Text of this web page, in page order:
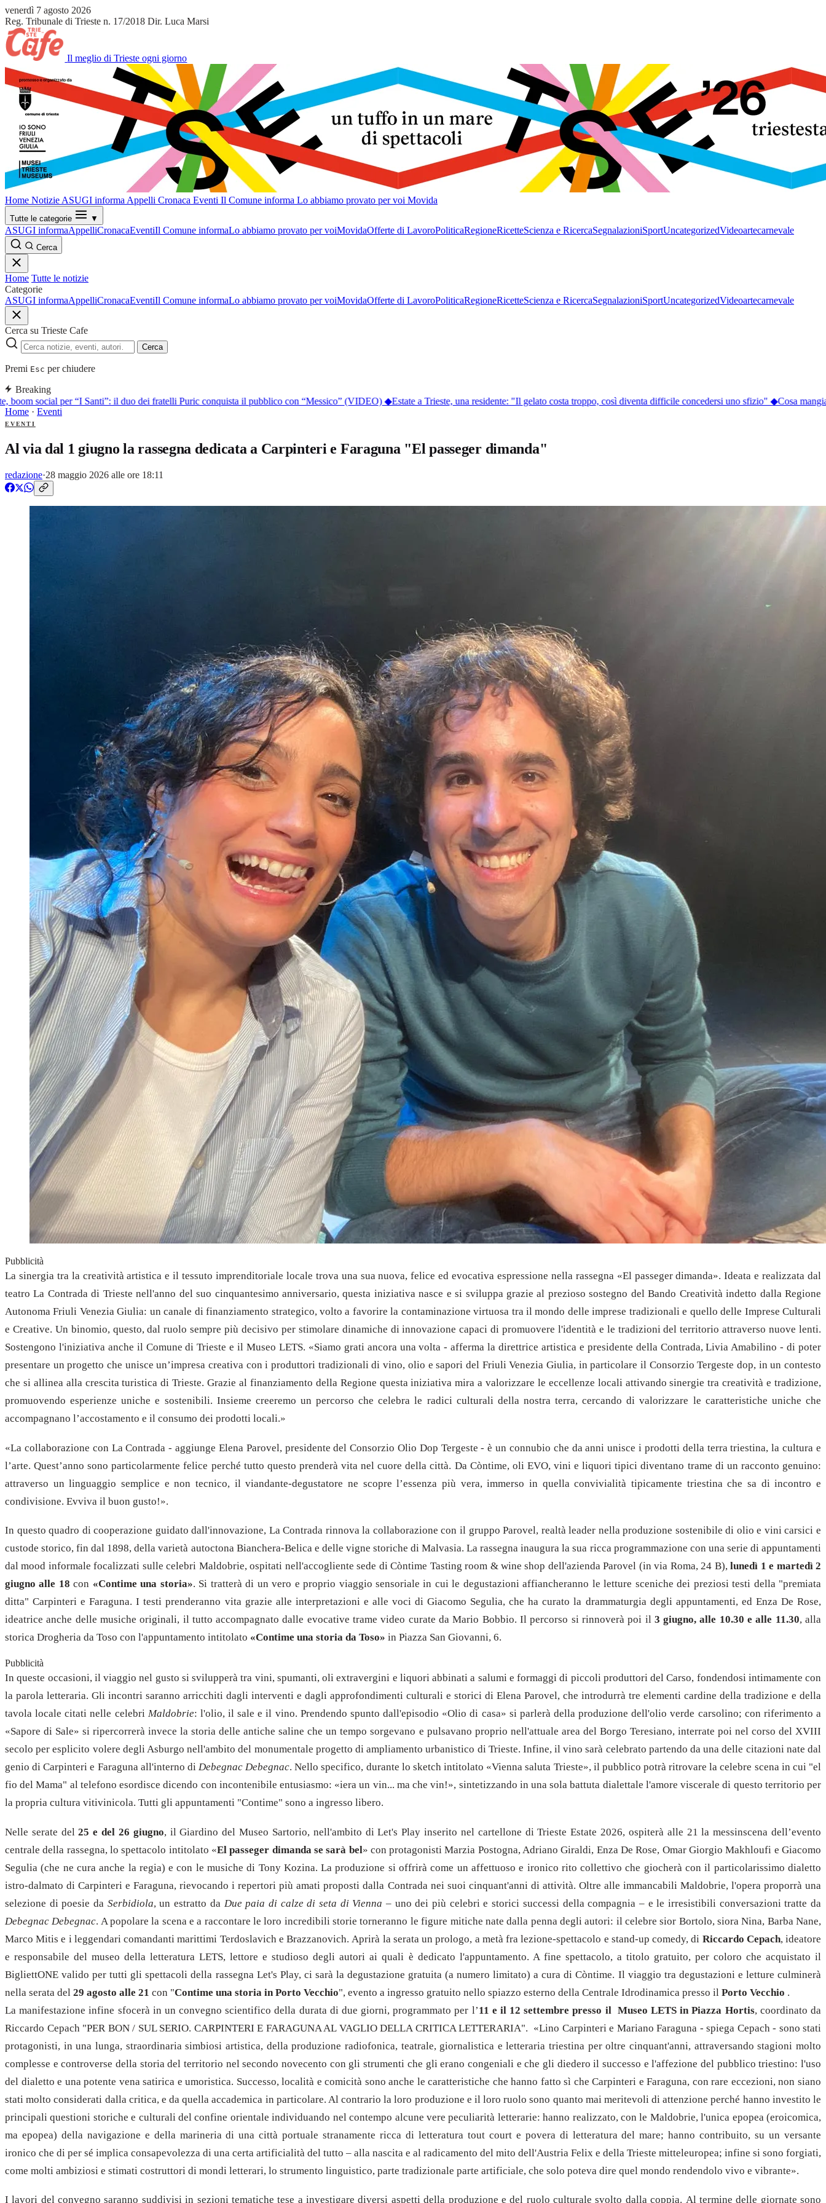
venerdì 7 agosto 2026
Reg. Tribunale di Trieste n. 17/2018 Dir. Luca Marsi
Il meglio di Trieste ogni giorno
Home Notizie ASUGI informa Appelli Cronaca Eventi Il Comune informa Lo abbiamo provato per voi Movida
Tutte le categorie ▼
ASUGI informaAppelliCronacaEventiIl Comune informaLo abbiamo provato per voiMovidaOfferte di LavoroPoliticaRegioneRicetteScienza e RicercaSegnalazioniSportUncategorizedVideoartecarnevale
Cerca
Home Tutte le notizie
Categorie
ASUGI informaAppelliCronacaEventiIl Comune informaLo abbiamo provato per voiMovidaOfferte di LavoroPoliticaRegioneRicetteScienza e RicercaSegnalazioniSportUncategorizedVideoartecarnevale
Cerca su Trieste Cafe
Cerca
Premi Esc per chiudere
Breaking
boom social per “I Santi”: il duo dei fratelli Puric conquista il pubblico con “Messico” (VIDEO)◆Estate a Trieste, una residente: "Il gelato costa troppo, così diventa difficile concedersi uno sfizio"◆Cosa
Home · Eventi
EVENTI
Al via dal 1 giugno la rassegna dedicata a Carpinteri e Faraguna "El passeger dimanda"
redazione·28 maggio 2026 alle ore 18:11
Pubblicità
La sinergia tra la creatività artistica e il tessuto imprenditoriale locale trova una sua nuova, felice ed evocativa espressione nella rassegna «El passeger dimanda». Ideata e realizzata dal
teatro La Contrada di Trieste nell'anno del suo cinquantesimo anniversario, questa iniziativa nasce e si sviluppa grazie al prezioso sostegno del Bando Creatività indetto dalla Regione
Autonoma Friuli Venezia Giulia: un canale di finanziamento strategico, volto a favorire la contaminazione virtuosa tra il mondo delle imprese tradizionali e quello delle Imprese Culturali
e Creative. Un binomio, questo, dal ruolo sempre più decisivo per stimolare dinamiche di innovazione capaci di promuovere l'identità e le tradizioni del territorio attraverso nuove lenti.
Sostengono l'iniziativa anche il Comune di Trieste e il Museo LETS. «Siamo grati ancora una volta - afferma la direttrice artistica e presidente della Contrada, Livia Amabilino - di poter
presentare un progetto che unisce un’impresa creativa con i produttori tradizionali di vino, olio e sapori del Friuli Venezia Giulia, in particolare il Consorzio Tergeste dop, in un contesto
che si allinea alla crescita turistica di Trieste. Grazie al finanziamento della Regione questa iniziativa mira a valorizzare le eccellenze locali attivando sinergie tra creatività e tradizione,
promuovendo esperienze uniche e sostenibili. Insieme creeremo un percorso che celebra le radici culturali della nostra terra, cercando di valorizzare le caratteristiche uniche che
accompagnano l’accostamento e il consumo dei prodotti locali.»
«La collaborazione con La Contrada - aggiunge Elena Parovel, presidente del Consorzio Olio Dop Tergeste - è un connubio che da anni unisce i prodotti della terra triestina, la cultura e
l’arte. Quest’anno sono particolarmente felice perché tutto questo prenderà vita nel cuore della città. Da Còntime, oli EVO, vini e liquori tipici diventano trame di un racconto genuino:
attraverso un linguaggio semplice e non tecnico, il viandante-degustatore ne scopre l’essenza più vera, immerso in quella convivialità tipicamente triestina che sa di incontro e
condivisione. Evviva il buon gusto!».
In questo quadro di cooperazione guidato dall'innovazione, La Contrada rinnova la collaborazione con il gruppo Parovel, realtà leader nella produzione sostenibile di olio e vini carsici e
custode storico, fin dal 1898, della varietà autoctona Bianchera-Belica e delle vigne storiche di Malvasia. La rassegna inaugura la sua ricca programmazione con una serie di appuntamenti
dal mood informale focalizzati sulle celebri Maldobrie, ospitati nell'accogliente sede di Còntime Tasting room & wine shop dell'azienda Parovel (in via Roma, 24 B),lunedì 1 e martedì 2
giugno alle 18 con «Contime una storia». Si tratterà di un vero e proprio viaggio sensoriale in cui le degustazioni affiancheranno le letture sceniche dei preziosi testi della "premiata
ditta" Carpinteri e Faraguna. I testi prenderanno vita grazie alle interpretazioni e alle voci di Giacomo Segulia, che ha curato la drammaturgia degli appuntamenti, ed Enza De Rose,
ideatrice anche delle musiche originali, il tutto accompagnato dalle evocative trame video curate da Mario Bobbio. Il percorso si rinnoverà poi il3 giugno, alle 10.30 e alle 11.30, alla
storica Drogheria da Toso con l'appuntamento intitolato «Contime una storia da Toso» in Piazza San Giovanni, 6.
Pubblicità
In queste occasioni, il viaggio nel gusto si svilupperà tra vini, spumanti, oli extravergini e liquori abbinati a salumi e formaggi di piccoli produttori del Carso, fondendosi intimamente con
la parola letteraria. Gli incontri saranno arricchiti dagli interventi e dagli approfondimenti culturali e storici di Elena Parovel, che introdurrà tre elementi cardine della tradizione e della
tavola locale citati nelle celebri Maldobrie: l'olio, il sale e il vino. Prendendo spunto dall'episodio «Olio di casa» si parlerà della produzione dell'olio verde carsolino; con riferimento a
«Sapore di Sale» si ripercorrerà invece la storia delle antiche saline che un tempo sorgevano e pulsavano proprio nell'attuale area del Borgo Teresiano, interrate poi nel corso del XVIII
secolo per esplicito volere degli Asburgo nell'ambito del monumentale progetto di ampliamento urbanistico di Trieste. Infine, il vino sarà celebrato partendo da una delle citazioni nate dal
genio di Carpinteri e Faraguna all'interno diDebegnac Debegnac. Nello specifico, durante lo sketch intitolato «Vienna saluta Trieste», il pubblico potrà ritrovare la celebre scena in cui "el
fio del Mama" al telefono esordisce dicendo con incontenibile entusiasmo: «iera un vin... ma che vin!», sintetizzando in una sola battuta dialettale l'amore viscerale di questo territorio per
la propria cultura vitivinicola. Tutti gli appuntamenti "Contime" sono a ingresso libero.
Nelle serate del25 e del 26 giugno, il Giardino del Museo Sartorio, nell'ambito di Let's Play inserito nel cartellone di Trieste Estate 2026, ospiterà alle 21 la messinscena dell’evento
centrale della rassegna, lo spettacolo intitolato «El passeger dimanda se sarà bel» con protagonisti Marzia Postogna, Adriano Giraldi, Enza De Rose, Omar Giorgio Makhloufi e Giacomo
Segulia (che ne cura anche la regia) e con le musiche di Tony Kozina. La produzione si offrirà come un affettuoso e ironico rito collettivo che giocherà con il particolarissimo dialetto
istro-dalmato di Carpinteri e Faraguna, rievocando i repertori più amati proposti dalla Contrada nei suoi cinquant'anni di attività. Oltre alle immancabili Maldobrie, l'opera proporrà una
selezione di poesie da Serbidiola, un estratto da Due paia di calze di seta di Vienna – uno dei più celebri e storici successi della compagnia – e le irresistibili conversazioni tratte da
Debegnac Debegnac. A popolare la scena e a raccontare le loro incredibili storie torneranno le figure mitiche nate dalla penna degli autori: il celebre sior Bortolo, siora Nina, Barba Nane,
Marco Mitis e i leggendari comandanti marittimi Terdoslavich e Brazzanovich. Aprirà la serata un prologo, a metà fra lezione-spettacolo e stand-up comedy, di Riccardo Cepach, ideatore
e responsabile del museo della letteratura LETS, lettore e studioso degli autori ai quali è dedicato l'appuntamento. A fine spettacolo, a titolo gratuito, per coloro che acquistato il
BigliettONE valido per tutti gli spettacoli della rassegna Let's Play, ci sarà la degustazione gratuita (a numero limitato) a cura di Còntime. Il viaggio tra degustazioni e letture culminerà
nella serata del 29 agosto alle 21 con "Contime una storia in Porto Vecchio", evento a ingresso gratuito nello spiazzo esterno della Centrale Idrodinamica presso il Porto Vecchio .
La manifestazione infine sfocerà in un convegno scientifico della durata di due giorni, programmato per l’11 e il 12 settembre presso il Museo LETS in Piazza Hortis, coordinato da
Riccardo Cepach "PER BON / SUL SERIO. CARPINTERI E FARAGUNA AL VAGLIO DELLA CRITICA LETTERARIA". «Lino Carpinteri e Mariano Faraguna - spiega Cepach - sono stati
protagonisti, in una lunga, straordinaria simbiosi artistica, della produzione radiofonica, teatrale, giornalistica e letteraria triestina per oltre cinquant'anni, attraversando stagioni molto
complesse e controverse della storia del territorio nel secondo novecento con gli strumenti che gli erano congeniali e che gli diedero il successo e l'affezione del pubblico triestino: l'uso
del dialetto e una potente vena satirica e umoristica. Successo, località e comicità sono anche le caratteristiche che hanno fatto sì che Carpinteri e Faraguna, con rare eccezioni, non siano
stati molto considerati dalla critica, e da quella accademica in particolare. Al contrario la loro produzione e il loro ruolo sono quanto mai meritevoli di attenzione perché hanno investito le
principali questioni storiche e culturali del confine orientale individuando nel contempo alcune vere peculiarità letterarie: hanno realizzato, con le Maldobrie, l'unica epopea (eroicomica,
ma epopea) della navigazione e della marineria di una città portuale stranamente ricca di letteratura tout court e povera di letteratura del mare; hanno contribuito, su un versante
ironico che di per sé implica consapevolezza di una certa artificialità del tutto – alla nascita e al radicamento del mito dell'Austria Felix e della Trieste mitteleuropea; infine si sono forgiati,
come molti ambiziosi e stimati costruttori di mondi letterari, lo strumento linguistico, parte tradizionale parte artificiale, che solo poteva dire quel mondo rendendolo vivo e vibrante».
I lavori del convegno saranno suddivisi in sezioni tematiche tese a investigare diversi aspetti della produzione e del ruolo culturale svolto dalla coppia. Al termine delle giornate sono